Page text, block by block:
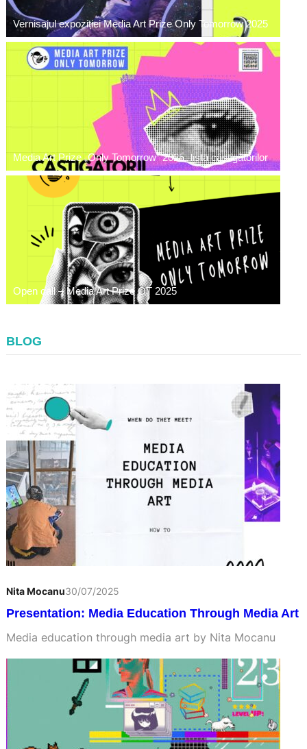
Vernisajul expoziției Media Art Prize Only Tomorrow 2025
Media Art Prize „Only Tomorrow” 2025 -lista câștigătorilor
Open call – Media Art Prize OT 2025
BLOG
Nita Mocanu30/07/2025
Presentation: Media Education Through Media Art
Media education through media art by Nita Mocanu